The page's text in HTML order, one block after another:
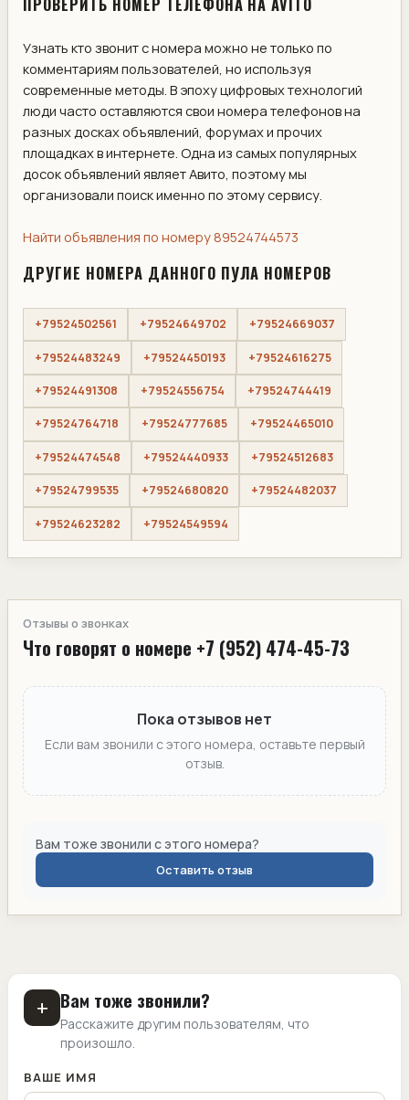
ПРОВЕРИТЬ НОМЕР ТЕЛЕФОНА НА AVITO
Узнать кто звонит с номера можно не только по
комментариям пользователей, но используя
современные методы. В эпоху цифровых технологий
люди часто оставляются свои номера телефонов на
разных досках объявлений, форумах и прочих
площадках в интернете. Одна из самых популярных
досок объявлений являет Авито, поэтому мы
организовали поиск именно по этому сервису.
Найти объявления по номеру 89524744573
ДРУГИЕ НОМЕРА ДАННОГО ПУЛА НОМЕРОВ
+79524502561 +79524649702 +79524669037
+79524483249 +79524450193 +79524616275
+79524491308 +79524556754 +79524744419
+79524764718 +79524777685 +79524465010
+79524474548 +79524440933 +79524512683
+79524799535 +79524680820 +79524482037
+79524623282 +79524549594
Отзывы о звонках
Что говорят о номере +7 (952) 474-45-73
Пока отзывов нет
Если вам звонили с этого номера, оставьте первый
отзыв.
Вам тоже звонили с этого номера?
Оставить отзыв
+ Вам тоже звонили?
Расскажите другим пользователям, что
произошло.
ВАШЕ ИМЯ